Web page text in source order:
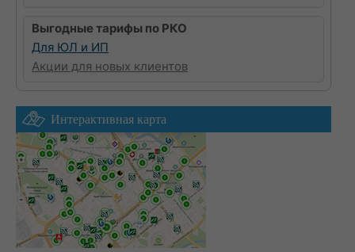
Выгодные тарифы по РКО
Для ЮЛ и ИП
Акции для новых клиентов
Интерактивная карта